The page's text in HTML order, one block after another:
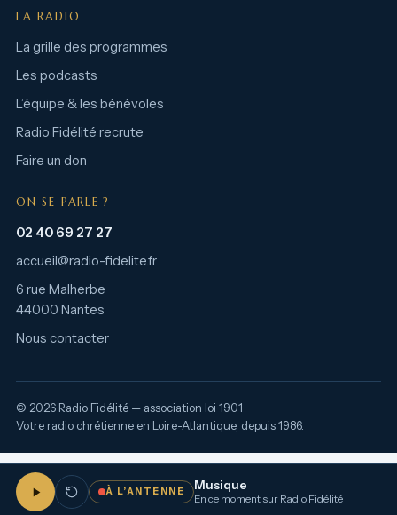
LA RADIO
La grille des programmes
Les podcasts
L’équipe & les bénévoles
Radio Fidélité recrute
Faire un don
ON SE PARLE ?
02 40 69 27 27
accueil@radio-fidelite.fr
6 rue Malherbe
44000 Nantes
Nous contacter
© 2026 Radio Fidélité — association loi 1901
Votre radio chrétienne en Loire-Atlantique, depuis 1986.
À L’ANTENNE Musique
En ce moment sur Radio Fidélité